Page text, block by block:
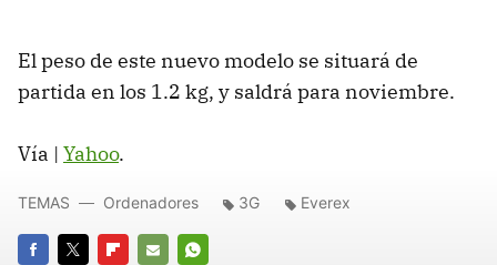
El peso de este nuevo modelo se situará de
partida en los 1.2 kg, y saldrá para noviembre.
Vía | Yahoo.
TEMAS Ordenadores 3G Everex